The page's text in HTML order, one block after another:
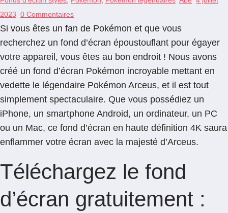
2023 0 Commentaires
Si vous êtes un fan de Pokémon et que vous
recherchez un fond d’écran époustouflant pour égayer
votre appareil, vous êtes au bon endroit ! Nous avons
créé un fond d’écran Pokémon incroyable mettant en
vedette le légendaire Pokémon Arceus, et il est tout
simplement spectaculaire. Que vous possédiez un
iPhone, un smartphone Android, un ordinateur, un PC
ou un Mac, ce fond d’écran en haute définition 4K saura
enflammer votre écran avec la majesté d’Arceus.
Téléchargez le fond
d’écran gratuitement :